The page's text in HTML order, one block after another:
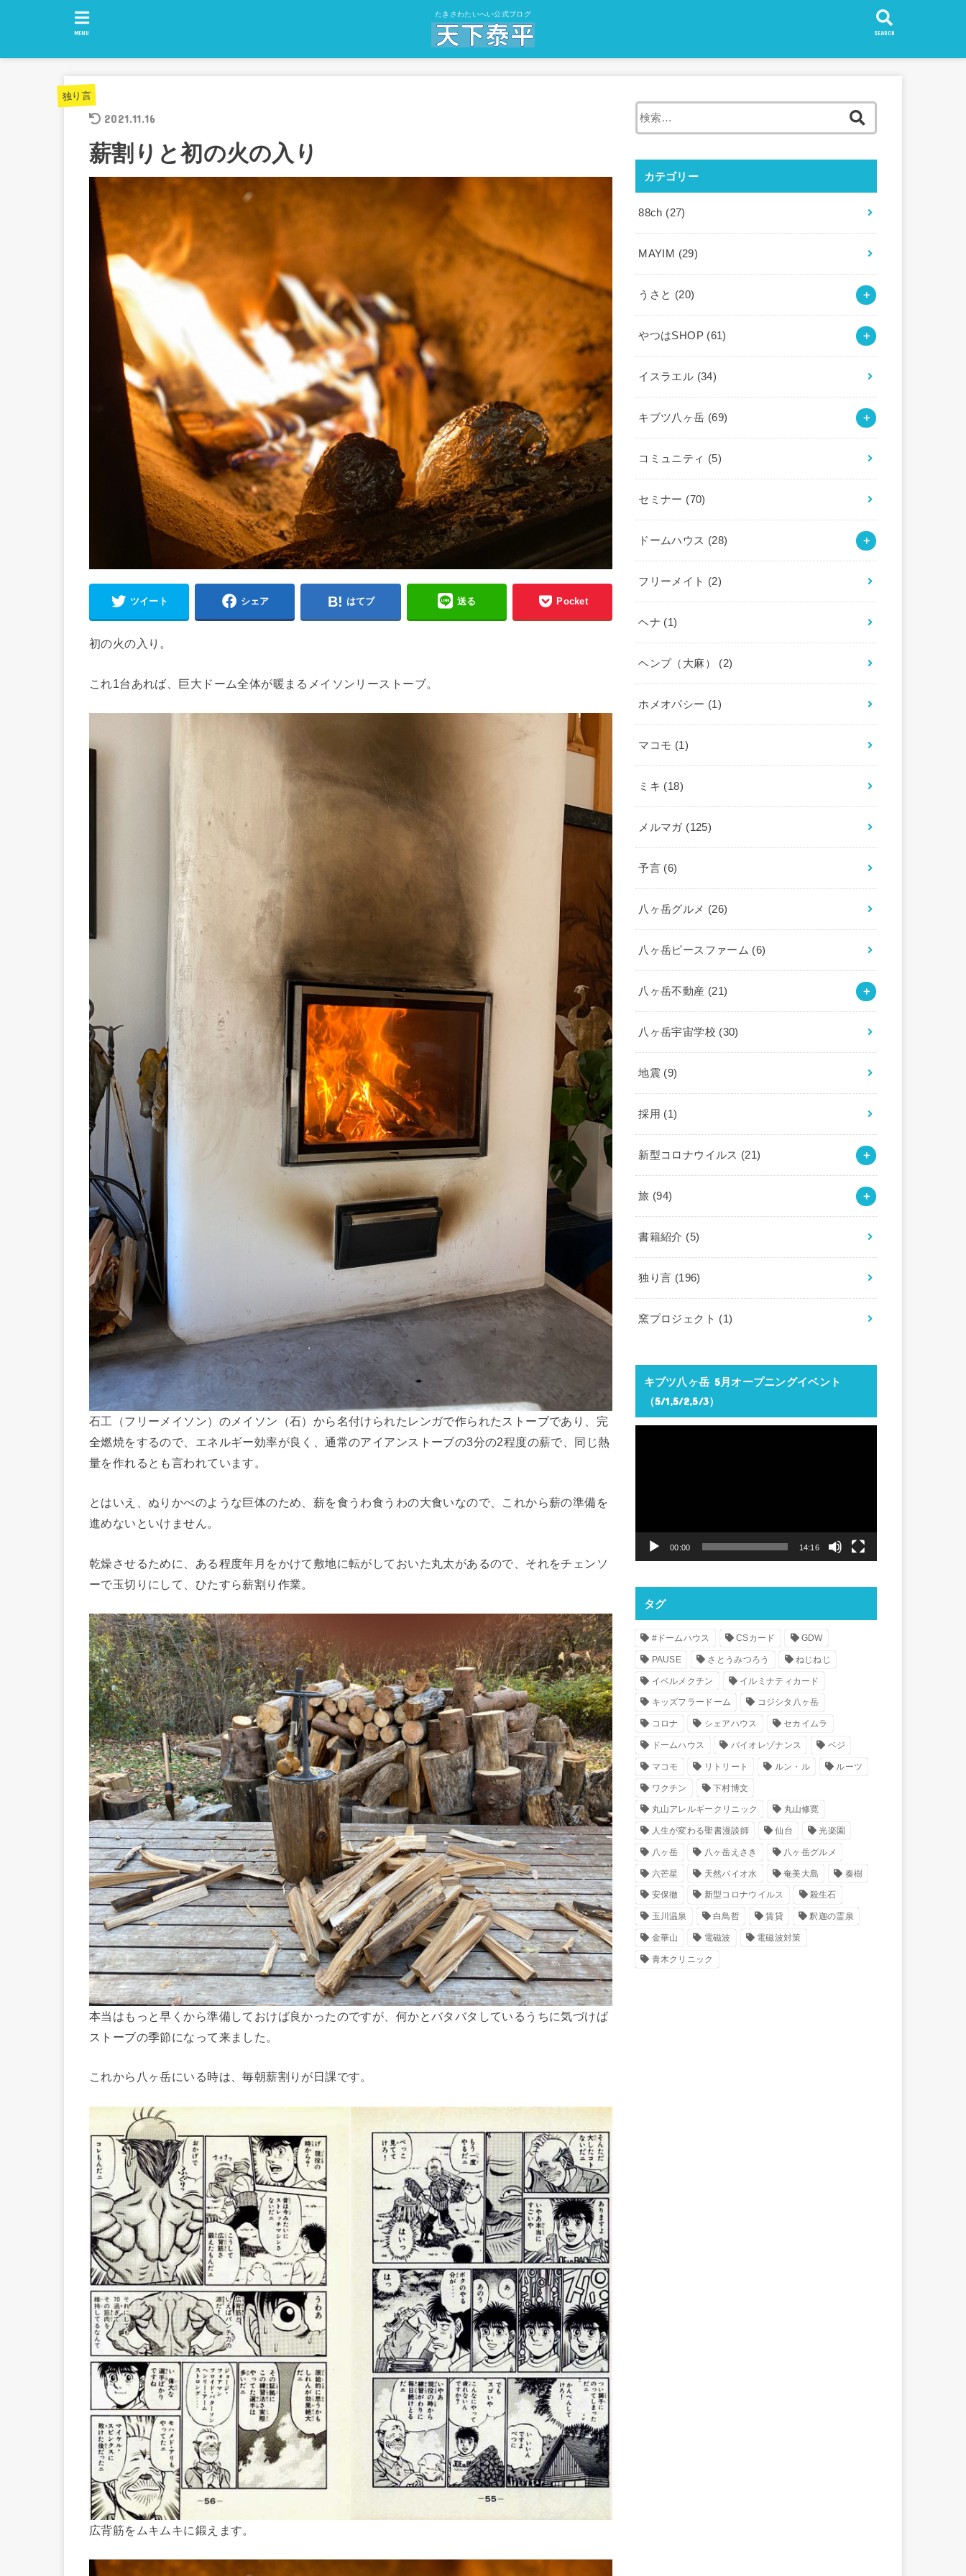
たきさわたいへい公式ブログ
SEARCH
MENU
独り言
2021.11.16
薪割りと初の火の入り
ツイート シェア はてブ 送る Pocket
初の火の入り。
これ1台あれば、巨大ドーム全体が暖まるメイソンリーストーブ。
石工（フリーメイソン）のメイソン（石）から名付けられたレンガで作られたストーブであり、完
全燃焼をするので、エネルギー効率が良く、通常のアイアンストーブの3分の2程度の薪で、同じ熱
量を作れるとも言われています。
とはいえ、ぬりかべのような巨体のため、薪を食うわ食うわの大食いなので、これから薪の準備を
進めないといけません。
乾燥させるために、ある程度年月をかけて敷地に転がしておいた丸太があるので、それをチェンソ
ーで玉切りにして、ひたすら薪割り作業。
本当はもっと早くから準備しておけば良かったのですが、何かとバタバタしているうちに気づけば
ストーブの季節になって来ました。
これから八ヶ岳にいる時は、毎朝薪割りが日課です。
広背筋をムキムキに鍛えます。
カテゴリー
88ch (27)
MAYIM (29)
うさと (20)
やつはSHOP (61)
イスラエル (34)
キブツ八ヶ岳 (69)
コミュニティ (5)
セミナー (70)
ドームハウス (28)
フリーメイト (2)
ヘナ (1)
ヘンプ（大麻） (2)
ホメオパシー (1)
マコモ (1)
ミキ (18)
メルマガ (125)
予言 (6)
八ヶ岳グルメ (26)
八ヶ岳ピースファーム (6)
八ヶ岳不動産 (21)
八ヶ岳宇宙学校 (30)
地震 (9)
採用 (1)
新型コロナウイルス (21)
旅 (94)
書籍紹介 (5)
独り言 (196)
窯プロジェクト (1)
キブツ八ヶ岳 5月オープニングイベント
（5/1,5/2,5/3）
ヤ
00:00 14:16
タグ
#ドームハウス CSカード GDW
PAUSE さとうみつろう ねじねじ
イベルメクチン イルミナティカード
キッズフラードーム コジシタ八ヶ岳
コロナ シェアハウス セカイムラ
ドームハウス バイオレゾナンス ベジ
マコモ リトリート ルン・ル ルーツ
ワクチン 下村博文
丸山アレルギークリニック 丸山修寛
人生が変わる聖書漫談師 仙台 光楽園
八ヶ岳 八ヶ岳えさき 八ヶ岳グルメ
六芒星 天然バイオ水 奄美大島 奏樹
安保徹 新型コロナウイルス 殺生石
玉川温泉 白鳥哲 賃貸 釈迦の霊泉
金華山 電磁波 電磁波対策
青木クリニック